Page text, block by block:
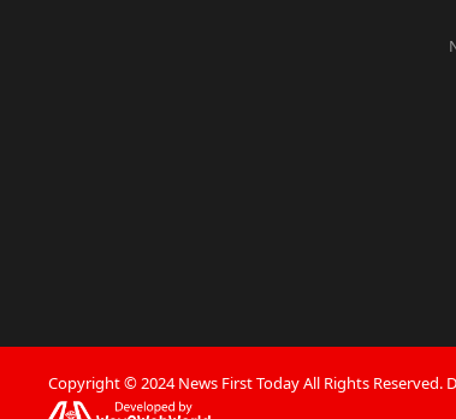
Copyright © 2024 News First Today All Rights Reserved.